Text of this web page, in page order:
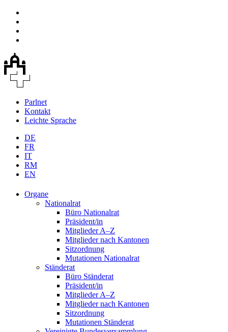
Parlnet
Kontakt
Leichte Sprache
DE
FR
IT
RM
EN
Organe
Nationalrat
Büro Nationalrat
Präsident/in
Mitglieder A–Z
Mitglieder nach Kantonen
Sitzordnung
Mutationen Nationalrat
Ständerat
Büro Ständerat
Präsident/in
Mitglieder A–Z
Mitglieder nach Kantonen
Sitzordnung
Mutationen Ständerat